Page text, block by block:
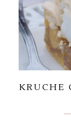
KRUCHE